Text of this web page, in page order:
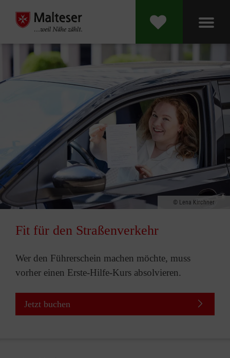
Lena Kirchner
Fit für den Straßenverkehr
Wer den Führerschein machen möchte, muss
vorher einen Erste-Hilfe-Kurs absolvieren.
Jetzt buchen